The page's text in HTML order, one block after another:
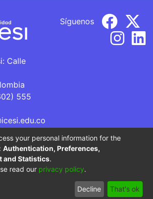
Calle
555
Síguenos
es una Institución de Educación
sujeta a inspección y vigilancia
de Educación Nacional.
End User
Agreement
Send
Feedback
your personal information for the
Authentication, Preferences,
and Statistics.
read our privacy policy.
Decline That's ok